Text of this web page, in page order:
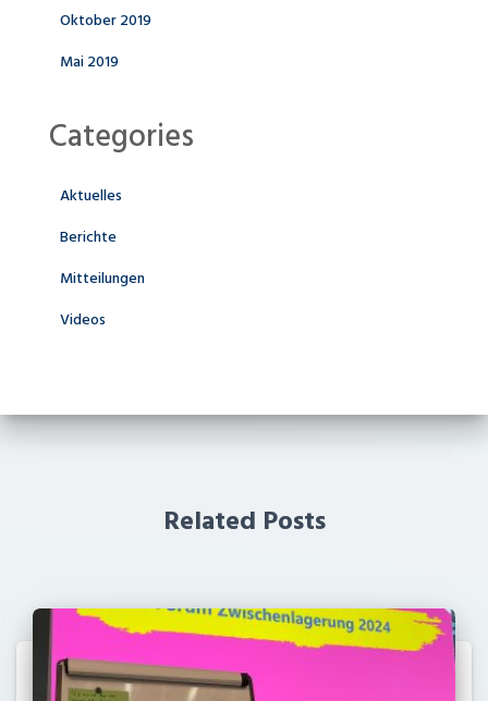
Oktober 2019
Mai 2019
Categories
Aktuelles
Berichte
Mitteilungen
Videos
Related Posts